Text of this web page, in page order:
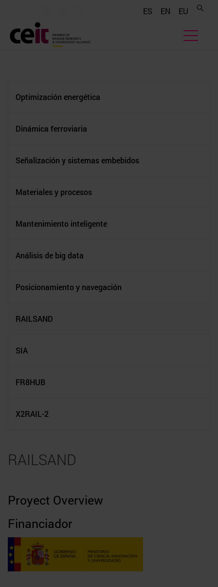
ES EN EU
Optimización energética
Dinámica ferroviaria
Señalización y sistemas embebidos
Materiales y procesos
Mantenimiento inteligente
Análisis de big data
Posicionamiento y navegación
RAILSAND
SIA
FR8HUB
X2RAIL-2
RAILSAND
Proyect Overview
Financiador